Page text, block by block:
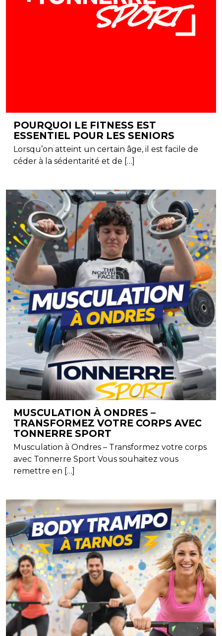
POURQUOI LE FITNESS EST
ESSENTIEL POUR LES SENIORS
Lorsqu’on atteint un certain âge, il est facile de
céder à la sédentarité et de […]
MUSCULATION À ONDRES –
TRANSFORMEZ VOTRE CORPS AVEC
TONNERRE SPORT
Musculation à Ondres – Transformez votre corps
avec Tonnerre Sport Vous souhaitez vous
remettre en […]